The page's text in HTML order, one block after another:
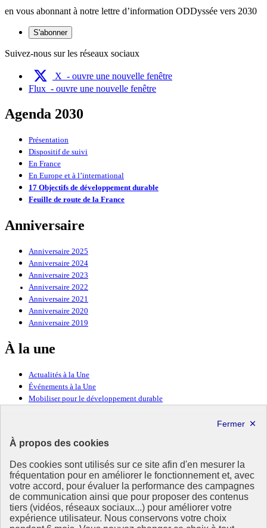
À propos des cookies
Des cookies sont utilisés sur ce site afin d'en mesurer la
fréquentation pour en améliorer le fonctionnement et, avec
votre accord, pour évaluer la performance des campagnes
de communication ainsi que pour proposer des contenus
tiers (vidéos, réseaux sociaux...) pour améliorer votre
expérience utilisateur. Nous conservons votre choix
en vous abonnant à notre lettre d’information ODDyssée vers 2030
S'abonner
Suivez-nous sur les réseaux sociaux
X - ouvre une nouvelle fenêtre
Flux - ouvre une nouvelle fenêtre
Agenda 2030
Présentation
Dispositif de suivi
En France
En Europe et à l’international
17 Objectifs de développement durable
Feuille de route de la France
Anniversaire
Anniversaire 2025
Anniversaire 2024
Anniversaire 2023
Anniversaire 2022
Anniversaire 2021
Anniversaire 2020
Anniversaire 2019
À la une
Actualités à la Une
Événements à la Une
Mobiliser pour le développement durable
Ressources
Ressources
La Méth’ODD
Gouvernement